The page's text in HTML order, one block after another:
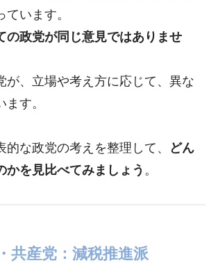
ています。
の政党が同じ意見ではありませ
が、立場や考え方に応じて、異な
す。
的な政党の考えを整理して、
どん
かを見比べてみましょう 。
共産党：減税推進派